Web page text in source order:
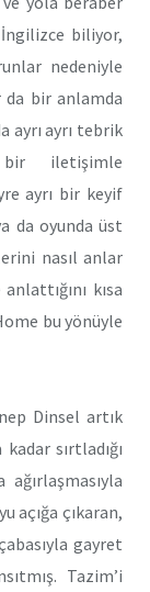
İngilizce biliyor,
nedeniyle
da bir anlamda
ayrı ayrı tebrik
bir iletişimle
ayrı bir keyif
da oyunda üst
nasıl anlar
kısa
bu yönüyle
Dinsel artık
sırtladığı
açığa çıkaran,
gayret
Tazim’i